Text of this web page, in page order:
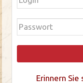
Erinnern Sie